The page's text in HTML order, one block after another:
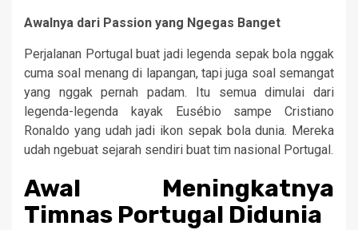
Awalnya dari Passion yang Ngegas Banget
Perjalanan Portugal buat jadi legenda sepak bola nggak
cuma soal menang di lapangan, tapi juga soal semangat
yang nggak pernah padam. Itu semua dimulai dari
legenda-legenda kayak Eusébio sampe Cristiano
Ronaldo yang udah jadi ikon sepak bola dunia. Mereka
udah ngebuat sejarah sendiri buat tim nasional Portugal.
Awal Meningkatnya
Timnas Portugal Didunia